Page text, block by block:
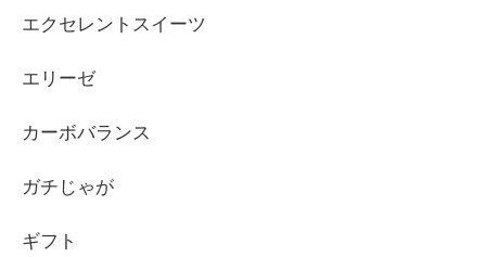
エクセレントスイーツ
エリーゼ
カーボバランス
ガチじゃが
ギフト